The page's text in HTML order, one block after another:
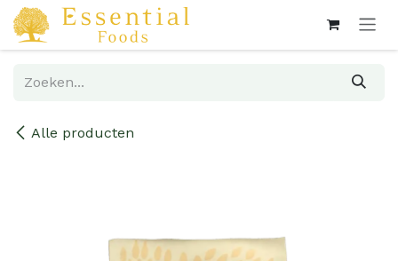
Overslaan naar inhoud
Alle producten